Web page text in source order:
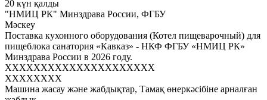
20 күн қалды
"НМИЦ РК" Минздрава России, ФГБУ
Мәскеу
Поставка кухонного оборудования (Котел пищеварочный) для
пищеблока санатория «Кавказ» - НКФ ФГБУ «НМИЦ РК»
Минздрава России в 2026 году.
XXXXXXXXXXXXXXXXXXXXX
XXXXXXXX
Машина жасау және жабдықтар, Тамақ өнеркәсібіне арналған